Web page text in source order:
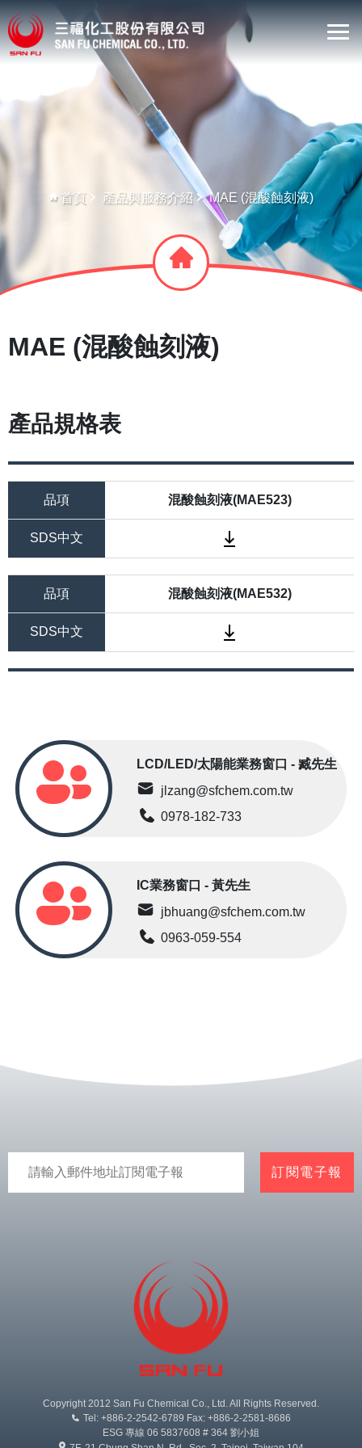
首頁 產品與服務介紹 MAE (混酸蝕刻液)
MAE (混酸蝕刻液)
產品規格表
品項 混酸蝕刻液(MAE523)
SDS中文
品項 混酸蝕刻液(MAE532)
SDS中文
LCD/LED/太陽能業務窗口 - 臧先生
jlzang@sfchem.com.tw
0978-182-733
IC業務窗口 - 黃先生
jbhuang@sfchem.com.tw
0963-059-554
Copyright 2012 San Fu Chemical Co., Ltd. All Rights Reserved.
Tel: +886-2-2542-6789 Fax: +886-2-2581-8686
ESG 專線 06 5837608 # 364 劉小姐